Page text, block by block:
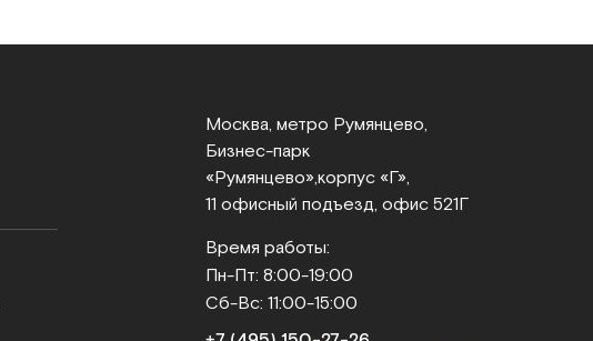
Москва, метро Румянцево,
Бизнес‑парк
«Румянцево», корпус «Г»,
11 офисный подъезд, офис 521Г
Время работы:
Пн-Пт: 8:00-19:00
Сб-Вс: 11:00-15:00